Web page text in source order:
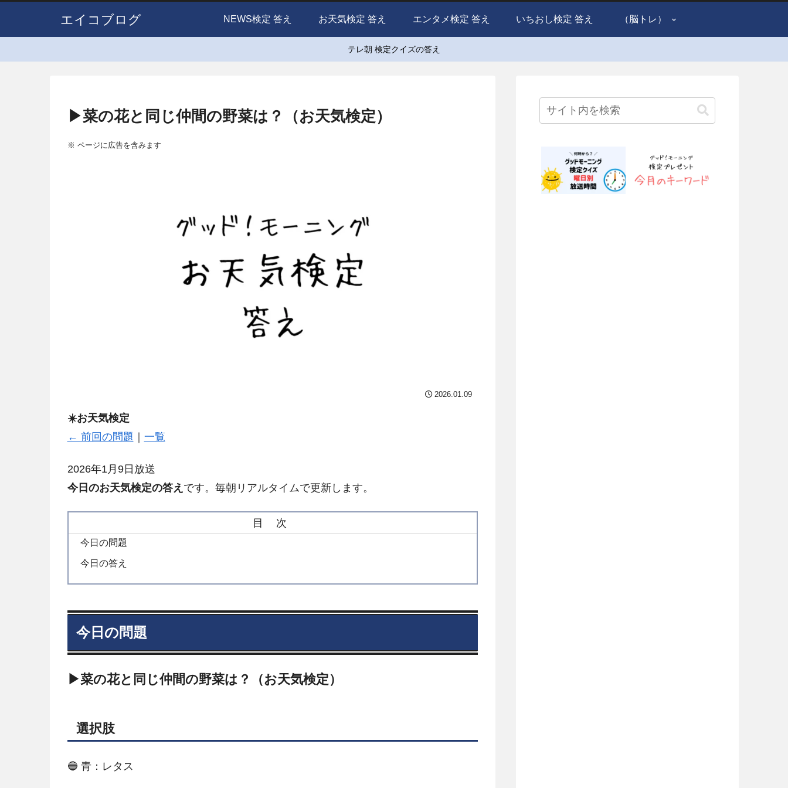
エイコブログ NEWS検定 答え お天気検定 答え エンタメ検定 答え いちおし検定 答え （脳トレ）
テレ朝 検定クイズの答え
▶菜の花と同じ仲間の野菜は？（お天気検定）
※ ページに広告を含みます
2026.01.09
☀️お天気検定
← 前回の問題 ｜ 一覧
2026年1月9日放送
今日のお天気検定の答え です。毎朝リアルタイムで更新します。
目 次
今日の問題
今日の答え
今日の問題
▶菜の花と同じ仲間の野菜は？（お天気検定）
選択肢
🔵 青：レタス